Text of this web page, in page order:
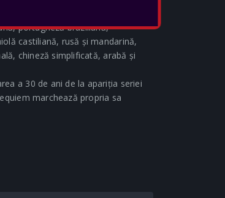
portugheză braziliană,
castiliană, rusă și mandarină,
chineză simplificată, arabă și
a 30 de ani de la apariția seriei
marchează propria sa